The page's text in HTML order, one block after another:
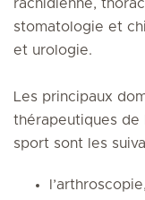
rachidienne,
stomatologie et
et urologie.
Les principaux
thérapeutiques de
sport sont les